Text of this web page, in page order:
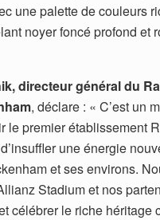
une palette de couleurs
noyer foncé profond et
directeur général du
, déclare : « C’est un
le premier établissement
une énergie
et ses environs.
Stadium et nos
célébrer le riche héritage